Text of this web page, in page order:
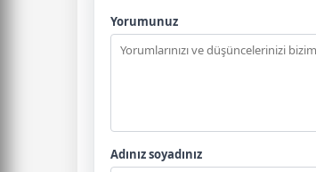
Yorumunuz
Adınız soyadınız